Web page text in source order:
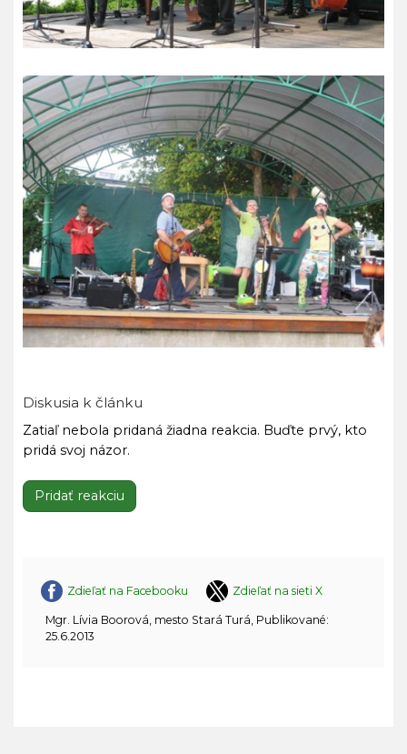
Diskusia k článku
Zatiaľ nebola pridaná žiadna reakcia. Buďte prvý, kto
pridá svoj názor.
Pridať reakciu
Zdieľať na Facebooku Zdieľať na sieti X
Mgr. Lívia Boorová, mesto Stará Turá, Publikované:
25.6.2013